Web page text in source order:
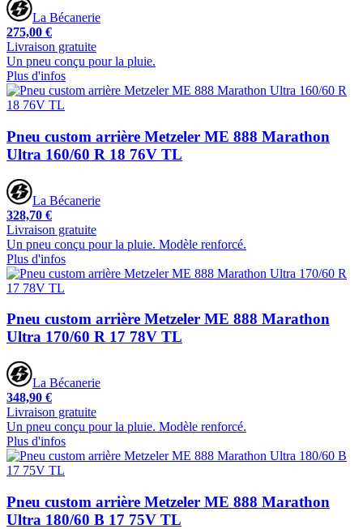
La Bécanerie
275,00 €
Livraison gratuite
Un pneu conçu pour la pluie.
Plus d'infos
Pneu custom arrière Metzeler ME 888 Marathon
Ultra 160/60 R 18 76V TL
La Bécanerie
328,70 €
Livraison gratuite
Un pneu conçu pour la pluie. Modèle renforcé.
Plus d'infos
Pneu custom arrière Metzeler ME 888 Marathon
Ultra 170/60 R 17 78V TL
La Bécanerie
348,90 €
Livraison gratuite
Un pneu conçu pour la pluie. Modèle renforcé.
Plus d'infos
Pneu custom arrière Metzeler ME 888 Marathon
Ultra 180/60 B 17 75V TL